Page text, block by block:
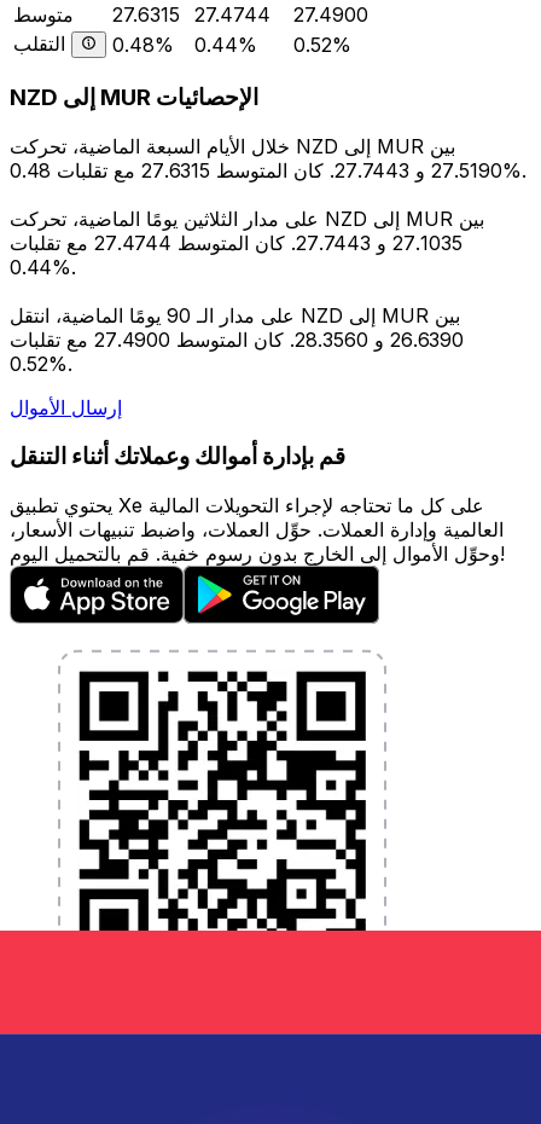
متوسط
27.6315 27.4744
27.4900
التقلب
0.48% 0.44% 0.52%
NZD إلى MUR الإحصائيات
خلال الأيام السبعة الماضية، تحركت NZD إلى MUR بين
27.5190 و 27.7443. كان المتوسط 27.6315 مع تقلبات 0.48%.
على مدار الثلاثين يومًا الماضية، تحركت NZD إلى MUR بين
27.1035 و 27.7443. كان المتوسط 27.4744 مع تقلبات
0.44%.
على مدار الـ 90 يومًا الماضية، انتقل NZD إلى MUR بين
26.6390 و 28.3560. كان المتوسط 27.4900 مع تقلبات
0.52%.
إرسال الأموال
قم بإدارة أموالك وعملاتك أثناء التنقل
يحتوي تطبيق Xe على كل ما تحتاجه لإجراء التحويلات المالية
العالمية وإدارة العملات. حوِّل العملات، واضبط تنبيهات الأسعار،
وحوِّل الأموال إلى الخارج بدون رسوم خفية. قم بالتحميل اليوم!